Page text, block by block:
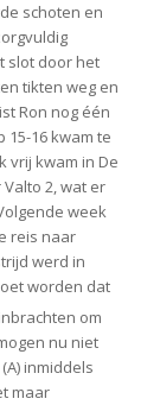
schoten en
slot door het
tikten weg en
Ron nog één
16 kwam te
vrij kwam in De
2, wat er
week
reis naar
werd in
worden dat
om
nu niet
inmiddels
maar